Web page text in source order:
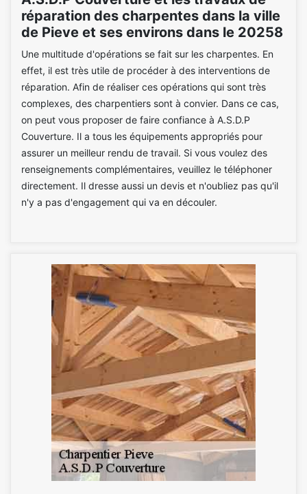
réparation des charpentes dans la ville
de Pieve et ses environs dans le 20258
Une multitude d'opérations se fait sur les charpentes. En
effet, il est très utile de procéder à des interventions de
réparation. Afin de réaliser ces opérations qui sont très
complexes, des charpentiers sont à convier. Dans ce cas,
on peut vous proposer de faire confiance à A.S.D.P
Couverture. Il a tous les équipements appropriés pour
assurer un meilleur rendu de travail. Si vous voulez des
renseignements complémentaires, veuillez le téléphoner
directement. Il dresse aussi un devis et n'oubliez pas qu'il
n'y a pas d'engagement qui va en découler.